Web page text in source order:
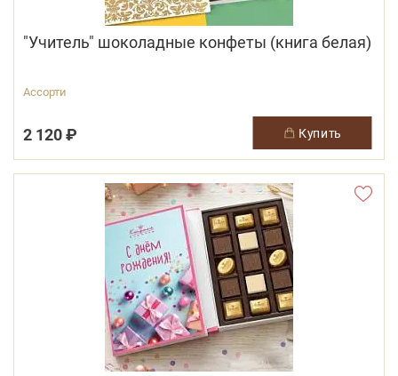
"Учитель" шоколадные конфеты (книга белая)
Ассорти
2 120 ₽ купить